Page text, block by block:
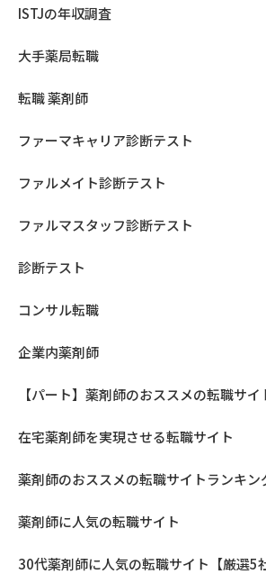
ISTJの年収調査
大手薬局転職
転職 薬剤師
ファーマキャリア診断テスト
ファルメイト診断テスト
ファルマスタッフ診断テスト
診断テスト
コンサル転職
企業内薬剤師
【パート】薬剤師のおススメの転職サ
在宅薬剤師を実現させる転職サイト
薬剤師のおススメの転職サイトランキン
薬剤師に人気の転職サイト
30代薬剤師に人気の転職サイト【厳選5